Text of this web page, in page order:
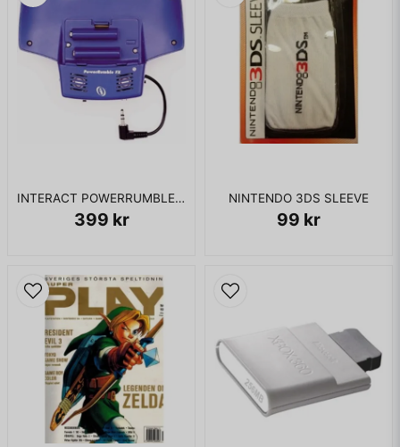
INTERACT POWERRUMBLE FX GAMEBOY ADVANCE
399 kr
NINTENDO 3DS SLEEVE
99 kr